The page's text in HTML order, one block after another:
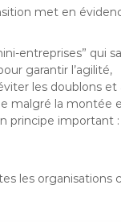
met en
entreprises” qui
garantir l’agilité,
les doublons
malgré la montée
principe important :
les organisations